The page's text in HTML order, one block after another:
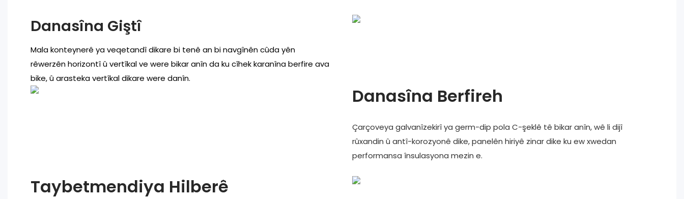
Danasîna Giştî
Mala konteynerê ya veqetandî dikare bi tenê an bi navgînên cûda yên
rêwerzên horizontî û vertîkal ve were bikar anîn da ku cîhek karanîna berfire ava
bike, û arasteka vertîkal dikare were danîn.
Danasîna Berfireh
Çarçoveya galvanîzekirî ya germ-dip pola C-şeklê tê bikar anîn, wê li dijî
rûxandin û antî-korozyonê dike, panelên hiriyê zinar dike ku ew xwedan
performansa însulasyona mezin e.
Taybetmendiya Hilberê